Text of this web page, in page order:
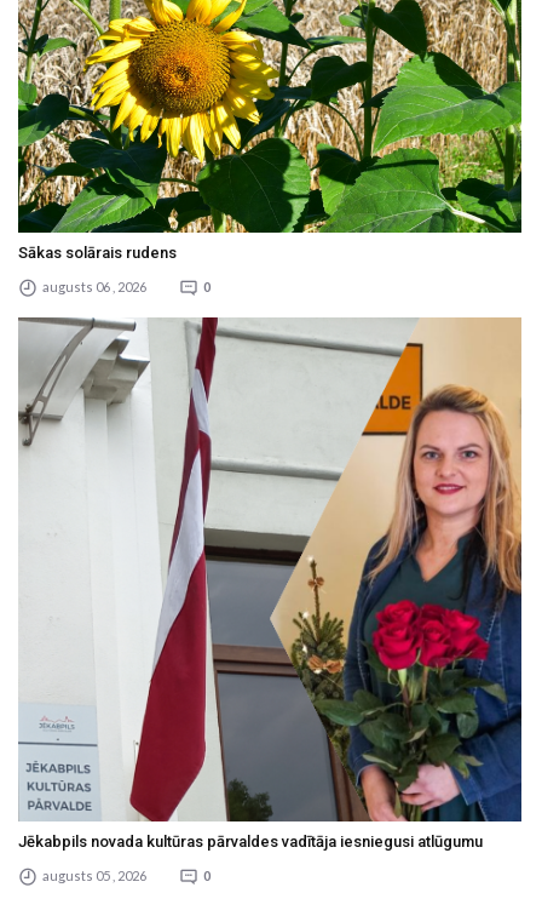
Sākas solārais rudens
augusts 06 , 2026 0
Jēkabpils novada kultūras pārvaldes vadītāja iesniegusi atlūgumu
augusts 05 , 2026 0